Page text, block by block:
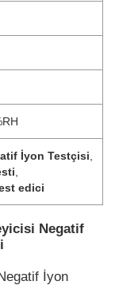
İyon Testçisi
edici
Negatif
İyon